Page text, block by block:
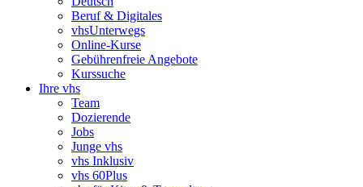
Beruf & Digitales
vhsUnterwegs
Online-Kurse
Gebührenfreie Angebote
Kurssuche
Ihre vhs
Team
Dozierende
Jobs
Junge vhs
vhs Inklusiv
vhs 60Plus